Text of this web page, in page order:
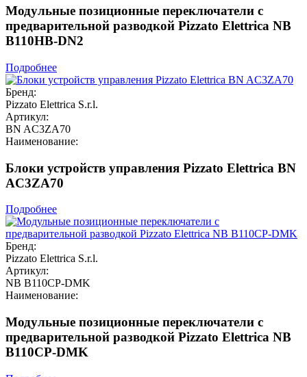
Модульные позиционные переключатели с
предварительной разводкой Pizzato Elettrica NB
B110HB-DN2
Подробнее
Бренд:
Pizzato Elettrica S.r.l.
Артикул:
BN AC3ZA70
Наименование:
Блоки устройств управления Pizzato Elettrica BN
AC3ZA70
Подробнее
Бренд:
Pizzato Elettrica S.r.l.
Артикул:
NB B110CP-DMK
Наименование:
Модульные позиционные переключатели с
предварительной разводкой Pizzato Elettrica NB
B110CP-DMK